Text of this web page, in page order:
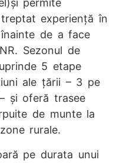
permite
experiență în
de a face
Sezonul de
5 etape
ale țării – 3 pe
și oferă trasee
de munte la
rurale.
pe durata unui